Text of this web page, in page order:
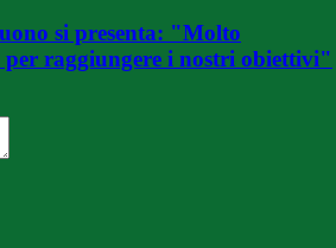
si presenta: "Molto
raggiungere i nostri obiettivi"